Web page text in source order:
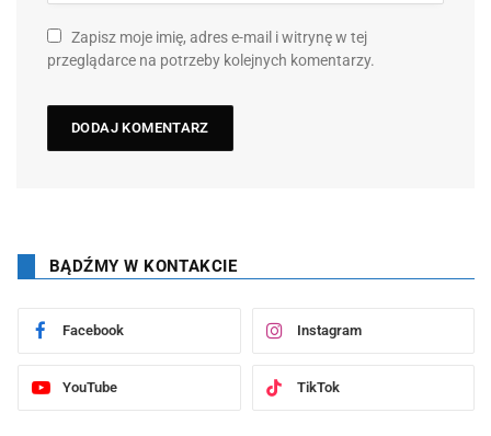
Zapisz moje imię, adres e-mail i witrynę w tej
przeglądarce na potrzeby kolejnych komentarzy.
BĄDŹMY W KONTAKCIE
Facebook Instagram
YouTube TikTok